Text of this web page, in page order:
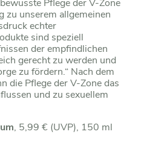
Pflege der V-Zone
zu unserem allgemeinen
echter
sind speziell
der empfindlichen
gerecht zu werden und
zu fördern.“ Nach dem
die Pflege der V-Zone das
und zu sexuellem
, 5,99 € (UVP), 150 ml